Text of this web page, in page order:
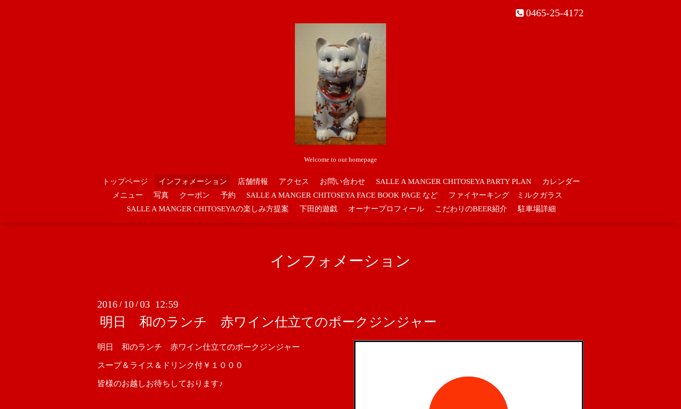
0465-25-4172
Welcome to our homepage
トップページ インフォメーション 店舗情報 アクセス お問い合わせ SALLE A MANGER CHITOSEYA PARTY PLAN
カレンダー
メニュー
写真 クーポン 予約 SALLE A MANGER CHITOSEYA FACE BOOK PAGE など
ファイヤーキング ミルクガラス
SALLE A MANGER CHITOSEYAの楽しみ方提案
下田的遊戯 オーナープロフィール こだわりのBEER紹介 駐車場詳細
インフォメーション
2016 / 10 /03 12:59
明日 和のランチ 赤ワイン仕立てのポークジンジャー
明日 和のランチ 赤ワイン仕立てのポークジンジャー
スープ＆ライス＆ドリンク付￥１０００
皆様のお越しお待ちしております♪